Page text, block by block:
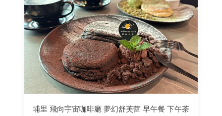
埔里 飛向宇宙咖啡廳 夢幻舒芙蕾 早午餐 下午茶